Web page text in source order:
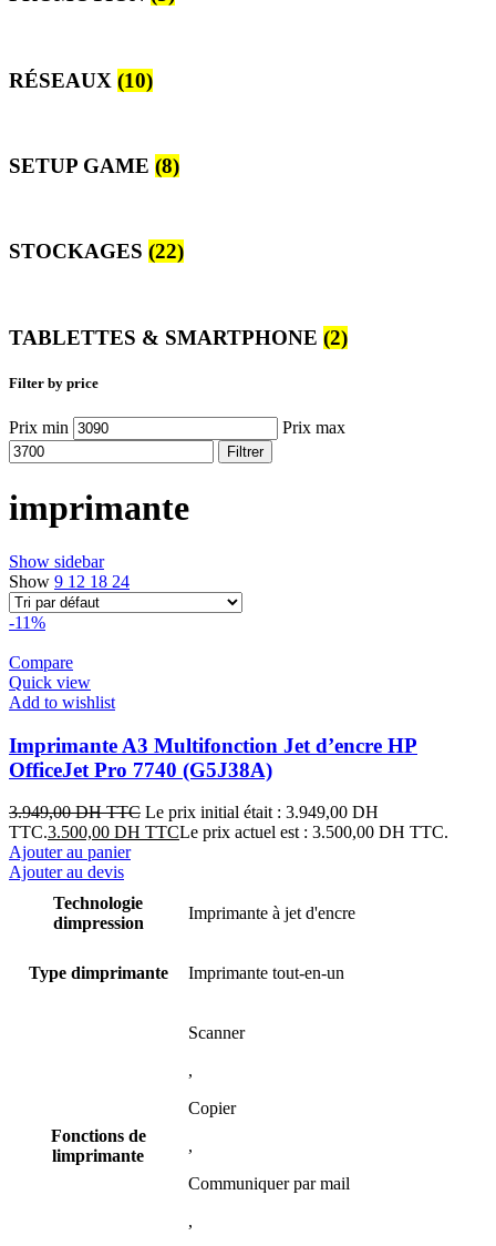
RÉSEAUX (10)
SETUP GAME (8)
STOCKAGES (22)
TABLETTES & SMARTPHONE (2)
Filter by price
Prix min Prix max
Filtrer
imprimante
Show sidebar
Show 9 12 18 24
-11%
Compare
Quick view
Add to wishlist
Imprimante A3 Multifonction Jet d’encre HP
OfficeJet Pro 7740 (G5J38A)
3.949,00DH TTC Le prix initial était : 3.949,00 DH
TTC.3.500,00 DH TTCLe prix actuel est : 3.500,00 DH TTC.
Ajouter au panier
Ajouter au devis
Technologie
dimpression
Imprimante à jet d'encre
Type dimprimante Imprimante tout-en-un
Fonctions de
limprimante
Scanner
,
Copier
,
Communiquer par mail
,